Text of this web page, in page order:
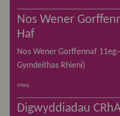
Nos Wener
Haf
Nos Wener Gorffennaf
Gymdeithas Rhieni)
mwy…
Digwyddiadau